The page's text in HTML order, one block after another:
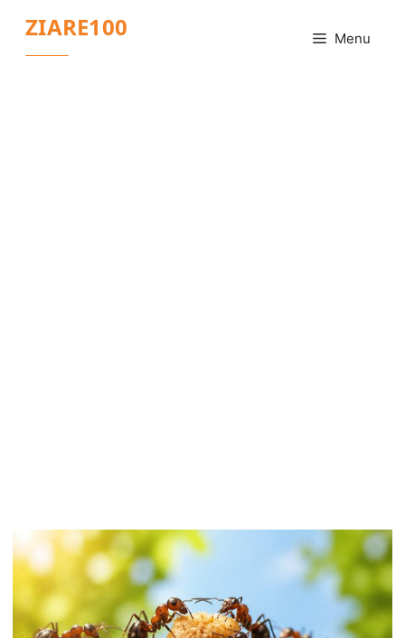
conținut
ZIARE100 Menu